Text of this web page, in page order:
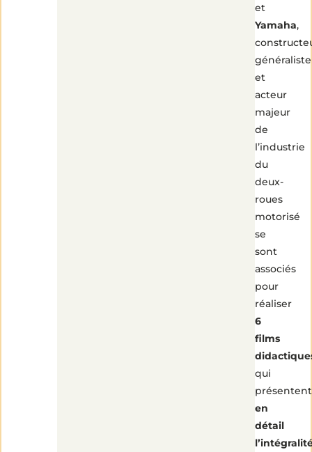
et
Yamaha,
généraliste
et
acteur
majeur
de
l’industrie
du
deux-
roues
motorisé
se
sont
associés
pour
réaliser
6
films
qui
présentent
en
détail